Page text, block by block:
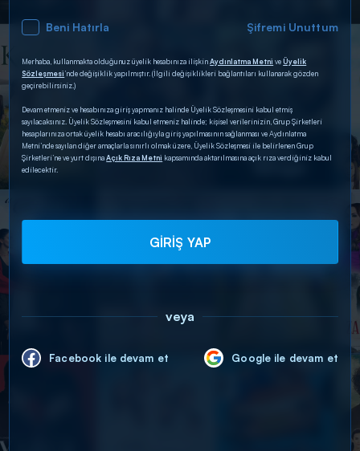
DİĞER SONUÇLAR
Beni Hatırla Şifremi Unuttum
Merhaba, kullanmakta olduğunuz üyelik hesabınıza ilişkinAydınlatma Metni veÜyelik
Sözleşmesi’nde değişiklik yapılmıştır. (İlgili değişiklikleri bağlantıları kullanarak gözden
geçirebilirsiniz.)
Devam etmeniz ve hesabınıza giriş yapmanız halinde Üyelik Sözleşmesini kabul etmiş
sayılacaksınız. Üyelik Sözleşmesini kabul etmeniz halinde; kişisel verilerinizin, Grup Şirketleri
hesaplarınıza ortak üyelik hesabı aracılığıyla giriş yapılmasının sağlanması ve Aydınlatma
Metni’nde sayılan diğer amaçlarla sınırlı olmak üzere, Üyelik Sözleşmesi ile belirlenen Grup
Şirketleri’ne ve yurt dışınaAçık Rıza Metni kapsamında aktarılmasına açık rıza verdiğiniz kabul
edilecektir.
GİRİŞ YAP
veya
Facebook ile devam et Google ile devam et